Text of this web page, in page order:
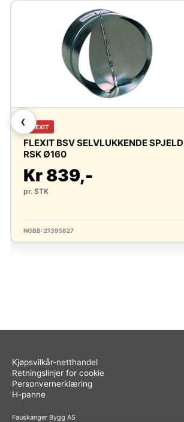
❮
FLEXIT
FLEXIT BSV SELVLUKKENDE SPJELD
RSK Ø160
Kr 839,-
pr. STK
NOBB: 21395827
Kjøpsvilkår-netthandel
Retningslinjer for cookie
Personvernerklæring
H-panne
Fauskanger Bygg AS